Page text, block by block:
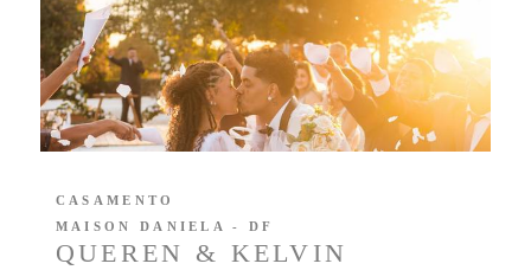
QUEREN & KELVIN
CASAMENTO
MAISON DANIELA - DF